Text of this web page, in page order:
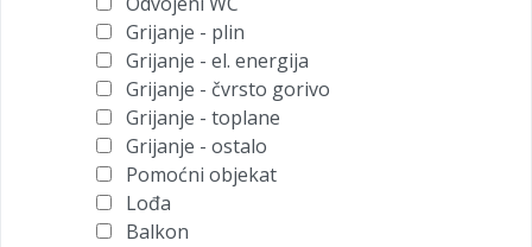
Grijanje - plin
Grijanje - el. energija
Grijanje - čvrsto gorivo
Grijanje - toplane
Grijanje - ostalo
Pomoćni objekat
Lođa
Balkon